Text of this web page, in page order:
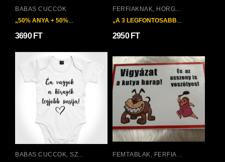
BABÁS CUCCOK
„50% ANYA + 50%
APA…”
3690 FT
FÉRFIAKNAK, HORGÁSZOS AJÁNDÉKOK
„A 3 LEGFONTOSABB
HORGÁSZ KELLÉK”
2950 FT
BABÁS CUCCOK, SZÜLETÉSNAPOKRA
FÉMTÁBLÁK, FÉRFIAKNAK